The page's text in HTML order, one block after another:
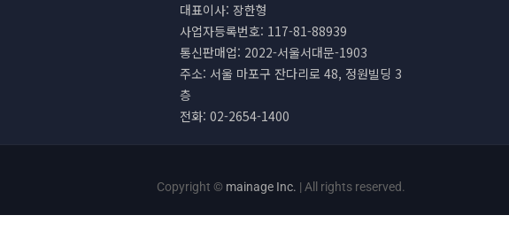
대표이사: 장한형
사업자등록번호: 117-81-88939
통신판매업: 2022-서울서대문-1903
주소: 서울 마포구 잔다리로 48, 정원빌딩 3
층
전화: 02-2654-1400
Copyright © mainage Inc. | All rights reserved.